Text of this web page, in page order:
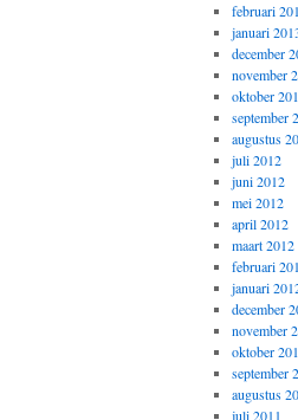
februari
januari
december
november
oktober
september
augustus
juli 2012
juni 2012
mei 2012
april 2012
maart 2012
februari
januari
december
november
oktober
september
augustus
juli 2011